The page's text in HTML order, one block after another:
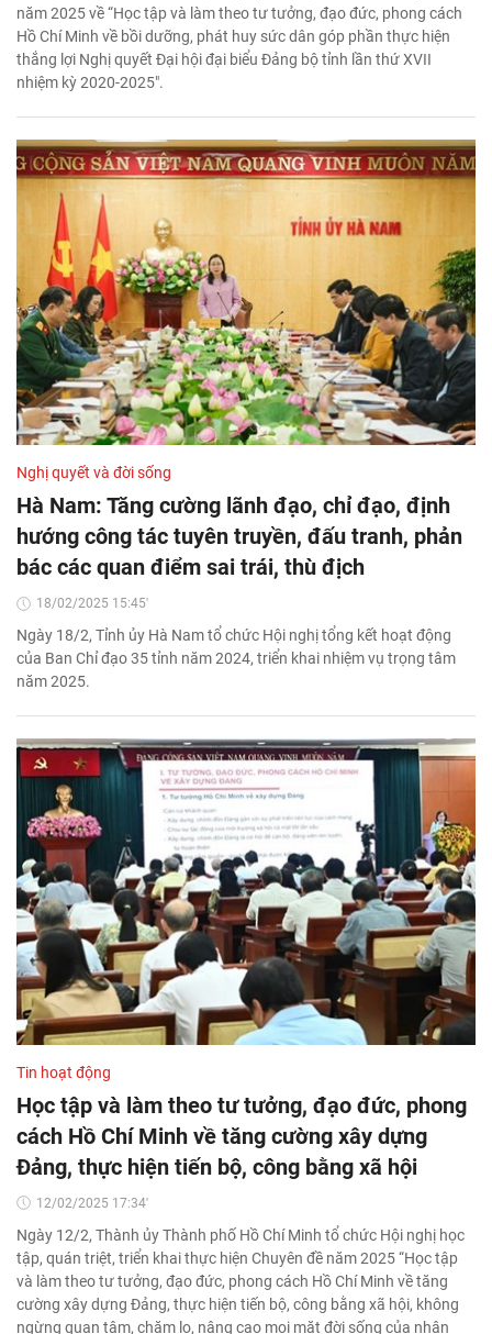
năm 2025 về “Học tập và làm theo tư tưởng, đạo đức, phong cách
Hồ Chí Minh về bồi dưỡng, phát huy sức dân góp phần thực hiện
thắng lợi Nghị quyết Đại hội đại biểu Đảng bộ tỉnh lần thứ XVII
nhiệm kỳ 2020-2025".
Nghị quyết và đời sống
Hà Nam: Tăng cường lãnh đạo, chỉ đạo, định
hướng công tác tuyên truyền, đấu tranh, phản
bác các quan điểm sai trái, thù địch
18/02/2025 15:45'
Ngày 18/2, Tỉnh ủy Hà Nam tổ chức Hội nghị tổng kết hoạt động
của Ban Chỉ đạo 35 tỉnh năm 2024, triển khai nhiệm vụ trọng tâm
năm 2025.
Tin hoạt động
Học tập và làm theo tư tưởng, đạo đức, phong
cách Hồ Chí Minh về tăng cường xây dựng
Đảng, thực hiện tiến bộ, công bằng xã hội
12/02/2025 17:34'
Ngày 12/2, Thành ủy Thành phố Hồ Chí Minh tổ chức Hội nghị học
tập, quán triệt, triển khai thực hiện Chuyên đề năm 2025 “Học tập
và làm theo tư tưởng, đạo đức, phong cách Hồ Chí Minh về tăng
cường xây dựng Đảng, thực hiện tiến bộ, công bằng xã hội, không
ngừng quan tâm, chăm lo, nâng cao mọi mặt đời sống của nhân